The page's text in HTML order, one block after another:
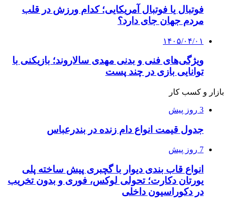
فوتبال یا فوتبال آمریکایی؛ کدام ورزش در قلب
مردم جهان جای دارد؟
۱۴۰۵/۰۴/۰۱
ویژگی‌های فنی و بدنی مهدی سالاروند؛ بازیکنی با
توانایی بازی در چند پست
بازار و کسب کار
3 روز پیش
جدول قیمت انواع دام زنده در بندرعباس
7 روز پیش
انواع قاب بندی دیوار با گچبری پیش ساخته پلی
یورتان دکارت؛ تحولی لوکس، فوری و بدون تخریب
در دکوراسیون داخلی